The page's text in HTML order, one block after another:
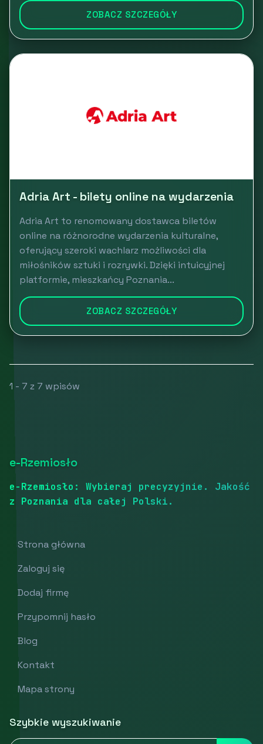
ZOBACZ SZCZEGÓŁY
Adria Art - bilety online na wydarzenia
Adria Art to renomowany dostawca biletów
online na różnorodne wydarzenia kulturalne,
oferujący szeroki wachlarz możliwości dla
miłośników sztuki i rozrywki. Dzięki intuicyjnej
platformie, mieszkańcy Poznania...
ZOBACZ SZCZEGÓŁY
1 - 7 z 7 wpisów
e-Rzemiosło
e-Rzemiosło: Wybieraj precyzyjnie. Jakość
z Poznania dla całej Polski.
Strona główna
Zaloguj się
Dodaj firmę
Przypomnij hasło
Blog
Kontakt
Mapa strony
Szybkie wyszukiwanie